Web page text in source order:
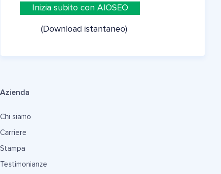
Inizia subito con AIOSEO
(Download istantaneo)
Azienda
Chi siamo
Carriere
Stampa
Testimonianze